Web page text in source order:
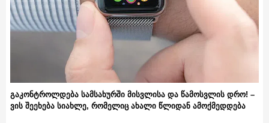
გაკონტროლდება სამსახურში მისვლისა და წამოსვლის დრო! –
ვის შეეხება სიახლე, რომელიც ახალი წლიდან ამოქმედდება